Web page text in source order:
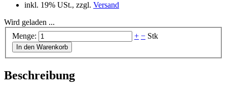
inkl. 19% USt., zzgl. Versand
Wird geladen ...
Menge:
+ − Stk
In den Warenkorb
Beschreibung